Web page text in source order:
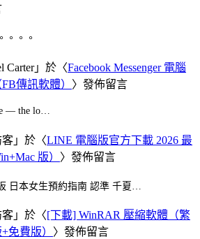
。。。
Carter」於〈Facebook Messenger 電腦
傳訊軟體） 〉發佈留言
— the lo…
客 」於〈LINE 電腦版官方下載 2026 最
版） 〉發佈留言
日本女生預約指南 認準 千夏…
客 」於〈[下載] WinRAR 壓縮軟體（繁
免費版） 〉發佈留言